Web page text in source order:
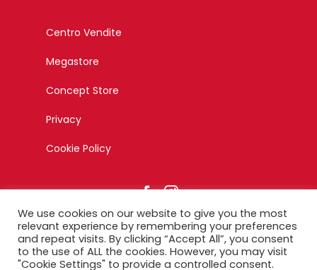
Centro Vendite
Megastore
Concept Store
Privacy
Cookie Policy
© Copyright 2023 – Esagono Srl – Tutti i diritti riservati –
We use cookies on our website to give you the most
relevant experience by remembering your preferences
and repeat visits. By clicking “Accept All”, you consent
to the use of ALL the cookies. However, you may visit
"Cookie Settings" to provide a controlled consent.